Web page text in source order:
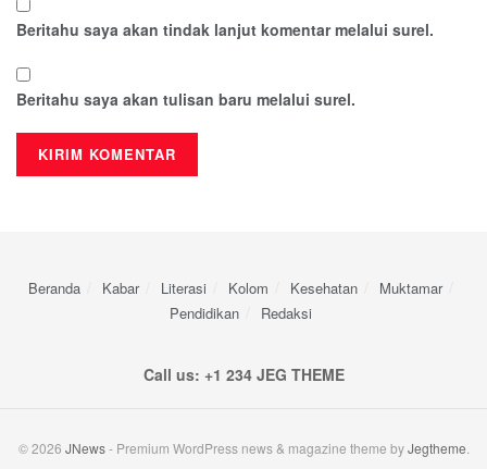
Beritahu saya akan tindak lanjut komentar melalui surel.
Beritahu saya akan tulisan baru melalui surel.
Beranda Kabar Literasi Kolom Kesehatan
Muktamar
Pendidikan
Redaksi
Call us: +1 234 JEG THEME
© 2026 JNews- Premium WordPress news & magazine theme byJegtheme